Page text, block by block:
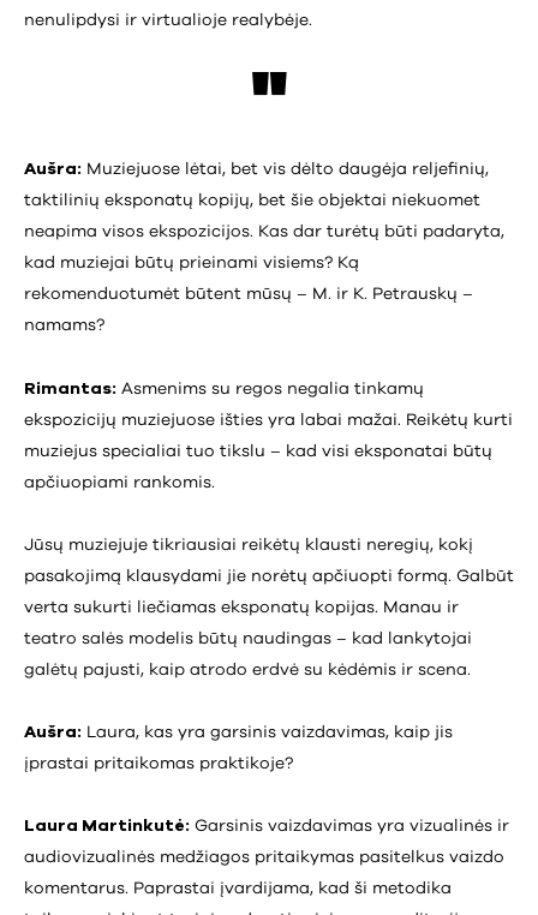
nenulipdysi ir virtualioje realybėje.
Aušra: Muziejuose lėtai, bet vis dėlto daugėja reljefinių,
taktilinių eksponatų kopijų, bet šie objektai niekuomet
neapima visos ekspozicijos. Kas dar turėtų būti padaryta,
kad muziejai būtų prieinami visiems? Ką
rekomenduotumėt būtent mūsų – M. ir K. Petrauskų –
namams?
Rimantas: Asmenims su regos negalia tinkamų
ekspozicijų muziejuose išties yra labai mažai. Reikėtų kurti
muziejus specialiai tuo tikslu – kad visi eksponatai būtų
apčiuopiami rankomis.
Jūsų muziejuje tikriausiai reikėtų klausti neregių, kokį
pasakojimą klausydami jie norėtų apčiuopti formą. Galbūt
verta sukurti liečiamas eksponatų kopijas. Manau ir
teatro salės modelis būtų naudingas – kad lankytojai
galėtų pajusti, kaip atrodo erdvė su kėdėmis ir scena.
Aušra: Laura, kas yra garsinis vaizdavimas, kaip jis
įprastai pritaikomas praktikoje?
Laura Martinkutė: Garsinis vaizdavimas yra vizualinės ir
audiovizualinės medžiagos pritaikymas pasitelkus vaizdo
komentarus. Paprastai įvardijama, kad ši metodika